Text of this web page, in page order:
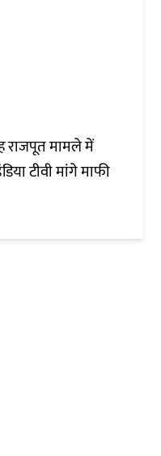
राजपूत मामले में
टीवी मांगे माफी